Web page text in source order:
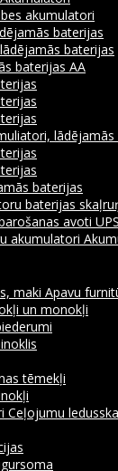
akumulatori
baterijas
baterijas
baterijas AA
baterijas
baterijas
avoti UPS
akumulatori
maki Apavu
un monokļi
tēmekļi
Ceļojumu